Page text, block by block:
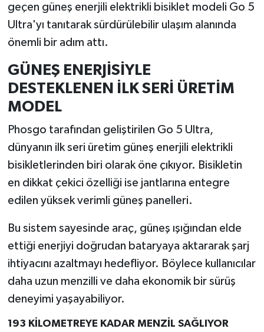
geçen güneş enerjili elektrikli bisiklet modeli Go 5
Ultra'yı tanıtarak sürdürülebilir ulaşım alanında
önemli bir adım attı.
GÜNEŞ ENERJİSİYLE
DESTEKLENEN İLK SERİ ÜRETİM
MODEL
Phosgo tarafından geliştirilen Go 5 Ultra,
dünyanın ilk seri üretim güneş enerjili elektrikli
bisikletlerinden biri olarak öne çıkıyor. Bisikletin
en dikkat çekici özelliği ise jantlarına entegre
edilen yüksek verimli güneş panelleri.
Bu sistem sayesinde araç, güneş ışığından elde
ettiği enerjiyi doğrudan bataryaya aktararak şarj
ihtiyacını azaltmayı hedefliyor. Böylece kullanıcılar
daha uzun menzilli ve daha ekonomik bir sürüş
deneyimi yaşayabiliyor.
193 KİLOMETREYE KADAR MENZİL SAĞLIYOR
İlçeler
Köşe Yazıları
Kültür Sanat
Kütahya
Magazin
Otomobil
Pazarlar
Politika
Resmi İlan
Rüya Tabirleri
Sağlık